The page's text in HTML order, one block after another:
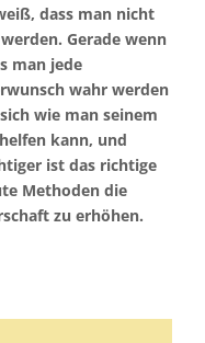
dass man nicht
Gerade wenn
man jede
wahr werden
wie man seinem
kann, und
ist das richtige
Methoden die
zu erhöhen.